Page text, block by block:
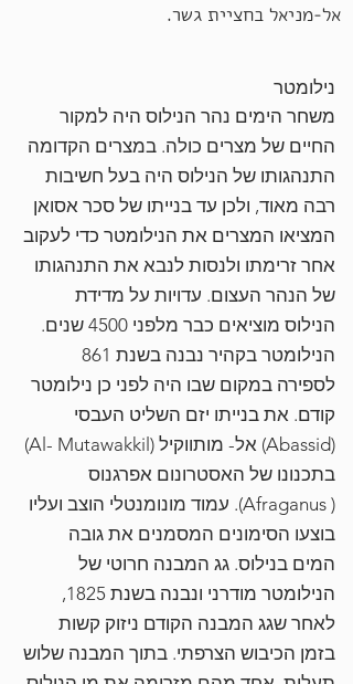
אל-מניאל בחציית גשר.
נילומטר
משחר הימים נהר הנילוס היה למקור
החיים של מצרים כולה. במצרים הקדומה
התנהגותו של הנילוס היה בעל חשיבות
רבה מאוד, ולכן עד בנייתו של סכר אסואן
המציאו המצרים את הנילומטר כדי לעקוב
אחר זרימתו ולנסות לנבא את התנהגותו
של הנהר העצום. עדויות על מדידת
הנילוס מוציאים כבר מלפני 4500 שנים.
הנילומטר בקהיר נבנה בשנת 861
לספירה במקום שבו היה לפני כן נילומטר
קודם. את בנייתו יזם השליט העבסי
(Abassid) אל- מותווקיל (Al- Mutawakkil)
בתכנונו של האסטרונום אפרגנוס
(
Afraganus). עמוד מונומנטלי הוצב ועליו
בוצעו הסימונים המסמנים את גובה
המים בנילוס. גג המבנה חרוטי של
הנילומטר מודרני ונבנה בשנת 1825,
לאחר שגג המבנה הקודם ניזוק קשות
בזמן הכיבוש הצרפתי. בתוך המבנה שלוש